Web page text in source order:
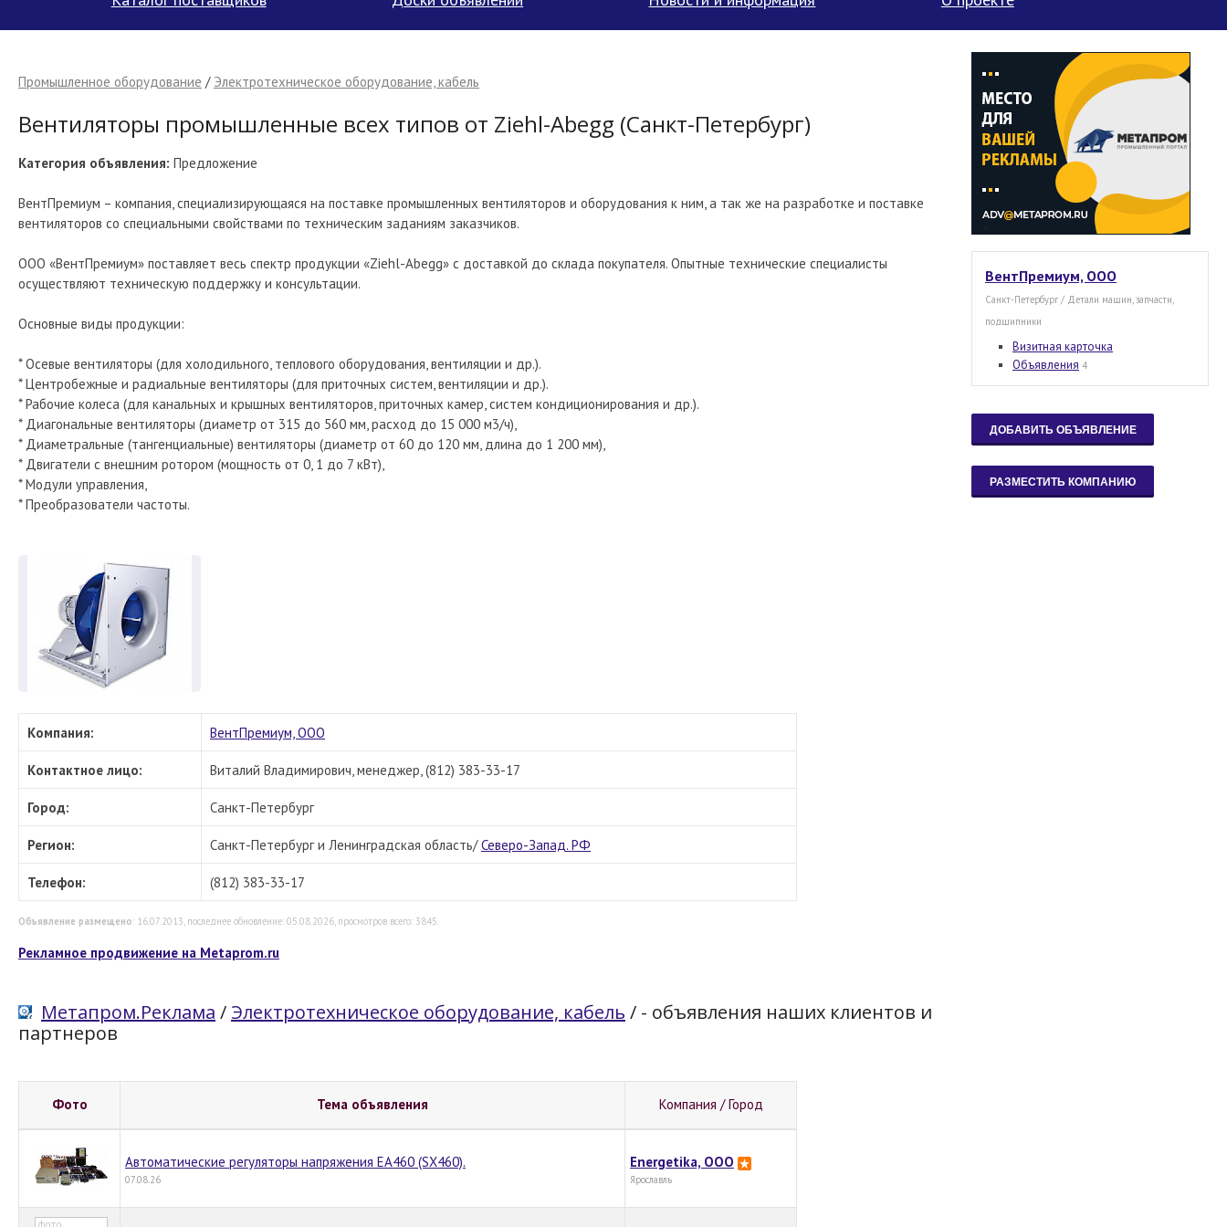
Промышленное оборудование / Электротехническое оборудование, кабель
Вентиляторы промышленные всех типов от Ziehl-Abegg (Санкт-Петербург)
Категория объявления: Предложение
ВентПремиум – компания, специализирующаяся на поставке промышленных вентиляторов и оборудования к ним, а так же на разработке и поставке
вентиляторов со специальными свойствами по техническим заданиям заказчиков.
ООО «ВентПремиум» поставляет весь спектр продукции «Ziehl-Abegg» с доставкой до склада покупателя. Опытные технические специалисты
осуществляют техническую поддержку и консультации.
Основные виды продукции:
* Осевые вентиляторы (для холодильного, теплового оборудования, вентиляции и др.).
* Центробежные и радиальные вентиляторы (для приточных систем, вентиляции и др.).
* Рабочие колеса (для канальных и крышных вентиляторов, приточных камер, систем кондиционирования и др.).
* Диагональные вентиляторы (диаметр от 315 до 560 мм, расход до 15 000 м3/ч),
* Диаметральные (тангенциальные) вентиляторы (диаметр от 60 до 120 мм, длина до 1 200 мм),
* Двигатели с внешним ротором (мощность от 0, 1 до 7 кВт),
* Модули управления,
* Преобразователи частоты.
Компания: ВентПремиум, ООО
Контактное лицо: Виталий Владимирович, менеджер, (812) 383-33-17
Город: Санкт-Петербург
Регион: Санкт-Петербург и Ленинградская область/Северо-Запад. РФ
Телефон: (812) 383-33-17
Объявление размещено: 16.07.2013, последнее обновление: 05.08.2026, просмотров всего: 3845.
Рекламное продвижение на Metaprom.ru
Метапром.Реклама / Электротехническое оборудование, кабель / - объявления наших клиентов и
партнеров
Фото Тема объявления Компания / Город
Автоматические регуляторы напряжения EA460 (SX460).
07.08.26
Energetika, OOO
Ярославль
ВентПремиум, ООО
Санкт-Петербург / Детали машин, запчасти,
подшипники
Визитная карточка
Объявления 4